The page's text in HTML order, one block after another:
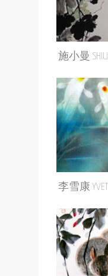
施小曼 SHIU-
李雪康